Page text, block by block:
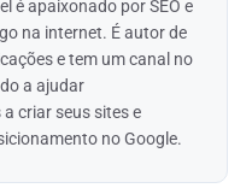
é apaixonado por SEO e
na internet. É autor de
e tem um canal no
a ajudar
criar seus sites e
no Google.